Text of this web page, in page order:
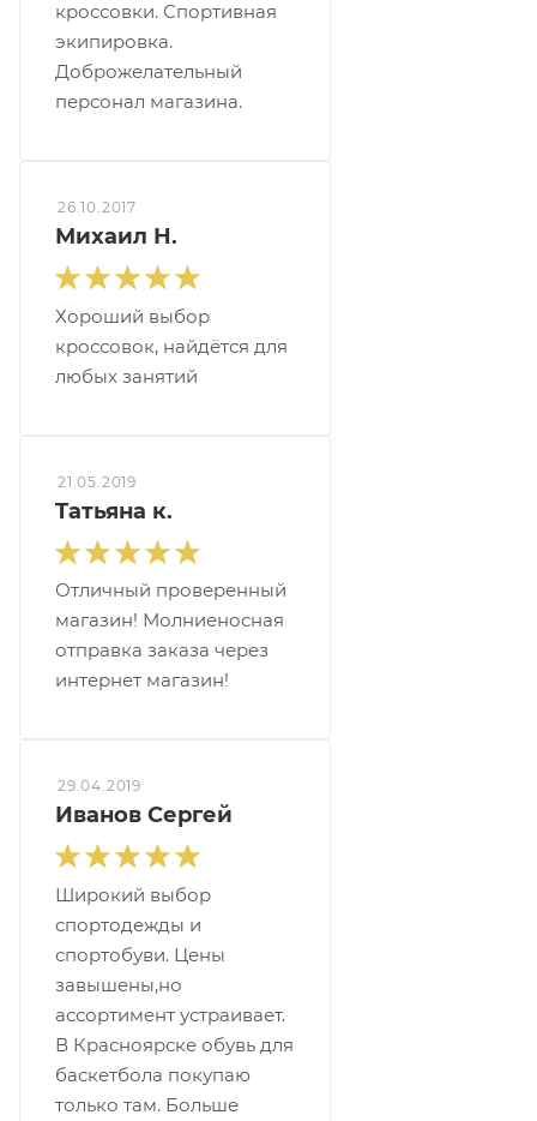
кроссовки. Спортивная
экипировка.
Доброжелательный
персонал магазина.
26.10.2017
Михаил Н.
Хороший выбор
кроссовок, найдётся для
любых занятий
21.05.2019
Tатьяна к.
Отличный проверенный
магазин! Молниеносная
отправка заказа через
интернет магазин!
29.04.2019
Иванов Сергей
Широкий выбор
спортодежды и
спортобуви. Цены
завышены,но
ассортимент устраивает.
В Красноярске обувь для
баскетбола покупаю
только там. Больше